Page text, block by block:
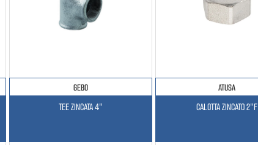
GEBO
TEE ZINCATA 4″
ATUSA
CALOTTA ZINCATO 2″F